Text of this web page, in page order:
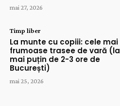
mai 27, 2026
Timp liber
La munte cu copiii: cele mai
frumoase trasee de vară (la
mai puțin de 2-3 ore de
București)
mai 25, 2026